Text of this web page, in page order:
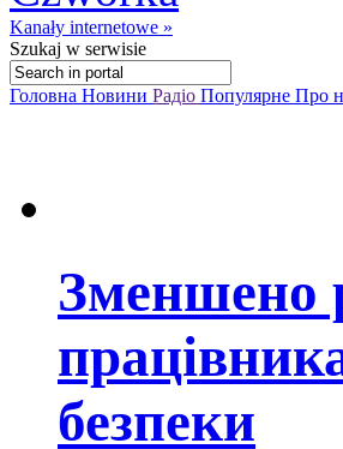
Kanały internetowe »
Szukaj w serwisie
Головна Новини Радіо Популярне Про
Зменшено
безпеки